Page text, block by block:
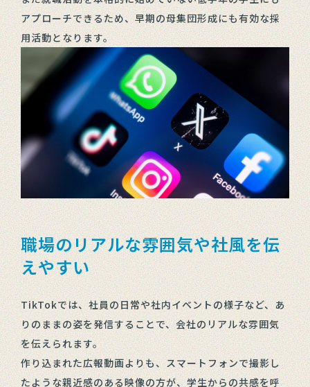
アプローチできるため、早期の母集団形成にも有効な採
用活動となります。
職場のリアルな雰囲気や社風を伝
えやすい
TikTokでは、社員の日常や社内イベントの様子など、あ
りのままの姿を発信することで、会社のリアルな雰囲気
を伝えられます。
作り込まれた広報動画よりも、スマートフォンで撮影し
たような親近感のある映像の方が、学生からの共感を呼